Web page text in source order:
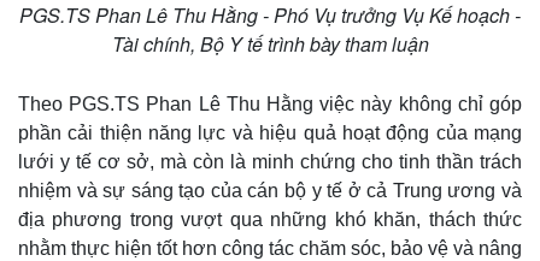
PGS.TS Phan Lê Thu Hằng - Phó Vụ trưởng Vụ Kế hoạch -
Tài chính, Bộ Y tế trình bày tham luận
Theo PGS.TS Phan Lê Thu Hằng việc này không chỉ góp
phần cải thiện năng lực và hiệu quả hoạt động của mạng
lưới y tế cơ sở, mà còn là minh chứng cho tinh thần trách
nhiệm và sự sáng tạo của cán bộ y tế ở cả Trung ương và
địa phương trong vượt qua những khó khăn, thách thức
nhằm thực hiện tốt hơn công tác chăm sóc, bảo vệ và nâng